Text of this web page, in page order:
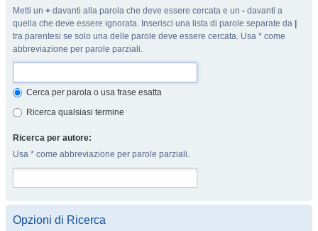
Metti un + davanti alla parola che deve essere cercata e un - davanti a
quella che deve essere ignorata. Inserisci una lista di parole separate da
tra parentesi se solo una delle parole deve essere cercata. Usa * come
abbreviazione per parole parziali.
Cerca per parola o usa frase esatta
Ricerca qualsiasi termine
Ricerca per autore:
Usa * come abbreviazione per parole parziali.
Opzioni di Ricerca